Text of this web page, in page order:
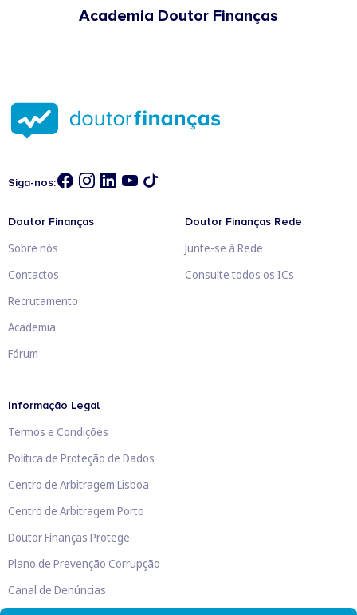
Academia Doutor Finanças
Siga-nos:
Doutor Finanças
Sobre nós
Contactos
Recrutamento
Academia
Fórum
Doutor Finanças Rede
Junte-se à Rede
Consulte todos os ICs
Informação Legal
Termos e Condições
Política de Proteção de Dados
Centro de Arbitragem Lisboa
Centro de Arbitragem Porto
Doutor Finanças Protege
Plano de Prevenção Corrupção
Canal de Denúncias